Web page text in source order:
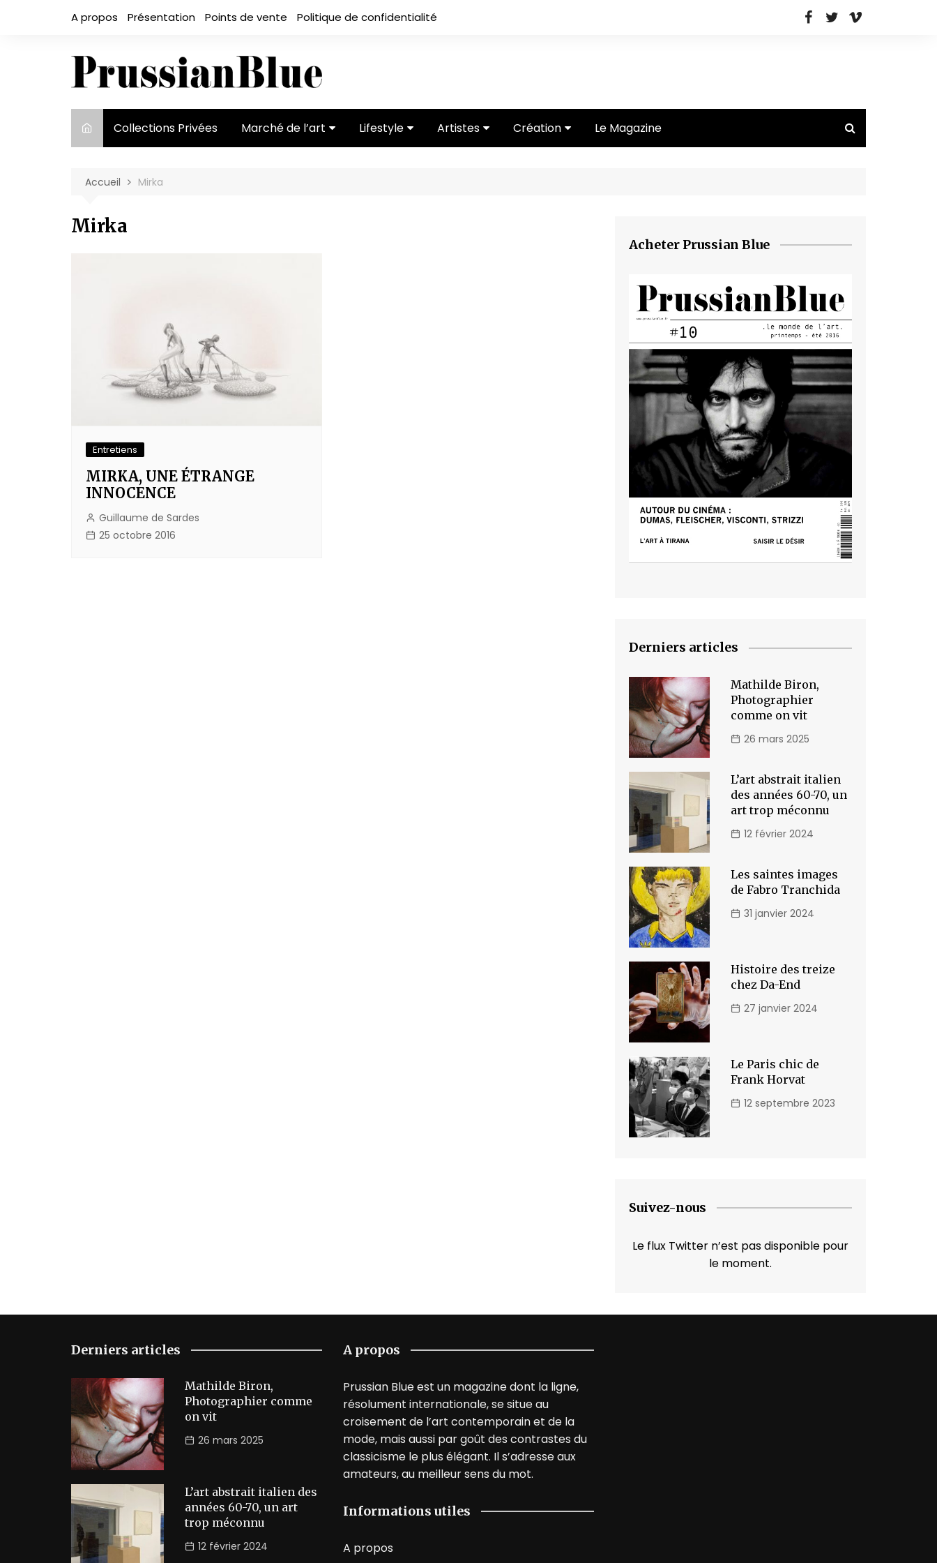
A propos Présentation Points de vente Politique de confidentialité
Collections Privées Marché de l’art Lifestyle Artistes Création Le Magazine
Accueil Mirka
Mirka
Entretiens
MIRKA, UNE ÉTRANGE
INNOCENCE
Guillaume de Sardes
25 octobre 2016
Acheter Prussian Blue
Derniers articles
Mathilde Biron,
Photographier
comme on vit
26 mars 2025
L’art abstrait italien
des années 60-70, un
art trop méconnu
12 février 2024
Les saintes images
de Fabro Tranchida
31 janvier 2024
Histoire des treize
chez Da-End
27 janvier 2024
Le Paris chic de
Frank Horvat
12 septembre 2023
Suivez-nous
Le flux Twitter n’est pas disponible pour
le moment.
Derniers articles
Mathilde Biron,
Photographier comme
on vit
26 mars 2025
L’art abstrait italien des
années 60-70, un art
trop méconnu
12 février 2024
A propos
Prussian Blue est un magazine dont la ligne,
résolument internationale, se situe au
croisement de l’art contemporain et de la
mode, mais aussi par goût des contrastes du
classicisme le plus élégant. Il s’adresse aux
amateurs, au meilleur sens du mot.
Informations utiles
A propos